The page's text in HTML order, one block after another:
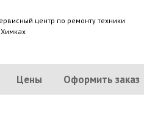
центр по ремонту техники
Цены Оформить заказ